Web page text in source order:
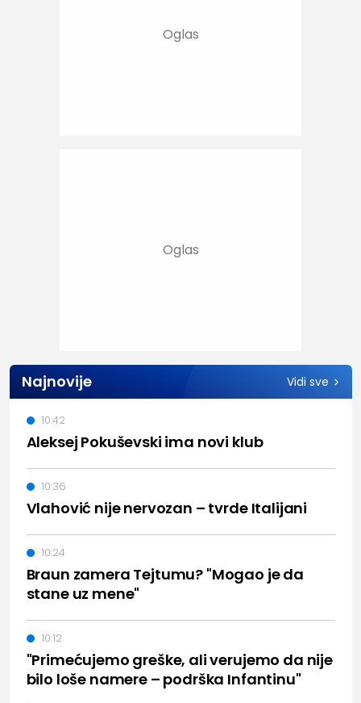
Najnovije Vidi sve
Aleksej Pokuševski ima novi klub
10:42
Vlahović nije nervozan – tvrde Italijani
10:36
Braun zamera Tejtumu? "Mogao je da
stane uz mene"
10:24
"Primećujemo greške, ali verujemo da nije
bilo loše namere – podrška Infantinu"
10:12